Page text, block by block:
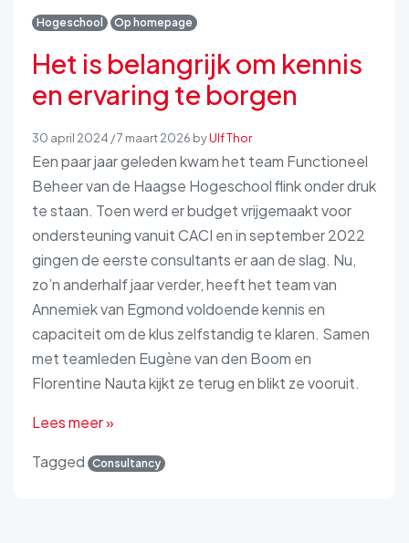
Hogeschool Op homepage
Het is belangrijk om kennis
en ervaring te borgen
30 april 2024 /7 maart 2026 byUlf Thor
Een paar jaar geleden kwam het team Functioneel
Beheer van de Haagse Hogeschool flink onder druk
te staan. Toen werd er budget vrijgemaakt voor
ondersteuning vanuit CACI en in september 2022
gingen de eerste consultants er aan de slag. Nu,
zo’n anderhalf jaar verder, heeft het team van
Annemiek van Egmond voldoende kennis en
capaciteit om de klus zelfstandig te klaren. Samen
met teamleden Eugène van den Boom en
Florentine Nauta kijkt ze terug en blikt ze vooruit.
Lees meer »
Tagged Consultancy